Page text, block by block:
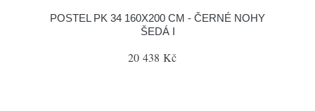
POSTEL PK 34 160X200 CM - ČERNÉ NOHY
ŠEDÁ I
20 438 Kč